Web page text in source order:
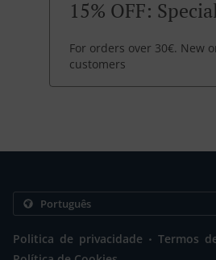
15% OFF:
For orders over 30€. New
customers
Politica de privacidade . Termos